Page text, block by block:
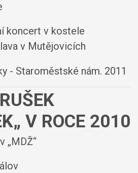
koncert v kostele
v Mutějovicích
V ROCE 2010
„MDŽ“